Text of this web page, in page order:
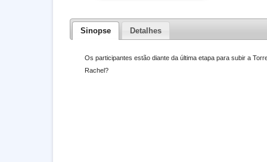
Sinopse Detalhes
Os participantes estão diante da última etapa para subir a
Rachel?